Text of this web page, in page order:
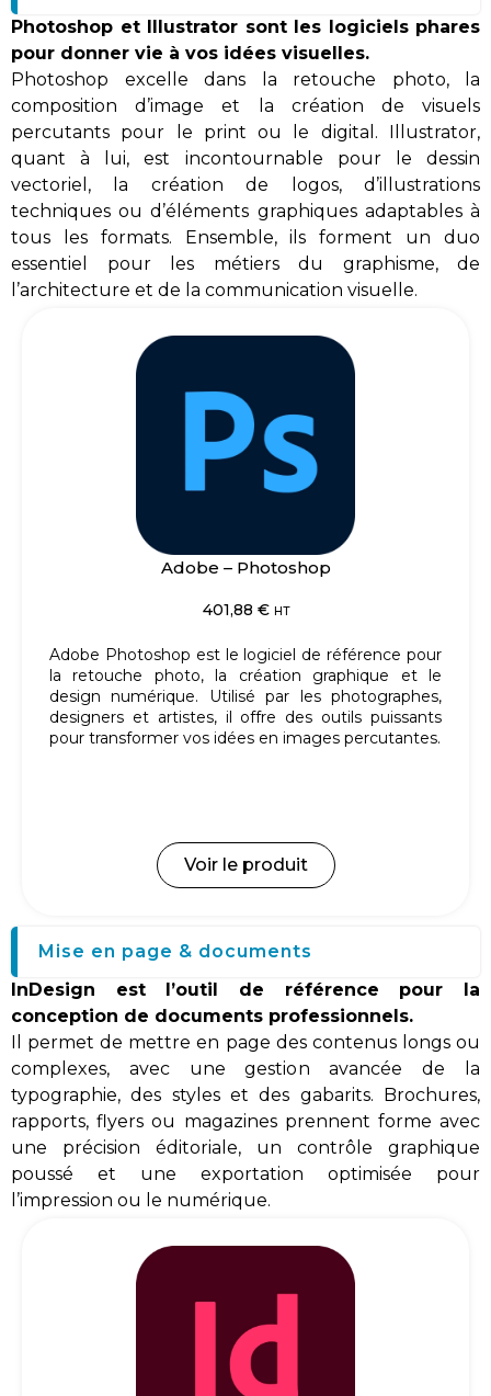
Photoshop et Illustrator sont les logiciels phares
pour donner vie à vos idées visuelles.
Photoshop excelle dans la retouche photo, la
composition d’image et la création de visuels
percutants pour le print ou le digital. Illustrator,
quant à lui, est incontournable pour le dessin
vectoriel, la création de logos, d’illustrations
techniques ou d’éléments graphiques adaptables à
tous les formats. Ensemble, ils forment un duo
essentiel pour les métiers du graphisme, de
l’architecture et de la communication visuelle.
Adobe – Photoshop
401,88 € HT
Adobe Photoshop est le logiciel de référence pour
la retouche photo, la création graphique et le
design numérique.
Utilisé par les photographes,
designers et artistes, il offre des outils puissants
pour transformer vos idées en images percutantes.
Voir le produit
Mise en page & documents
InDesign est l’outil de référence pour la
conception de documents professionnels.
Il permet de mettre en page des contenus longs ou
complexes, avec une gestion avancée de la
typographie, des styles et des gabarits. Brochures,
rapports, flyers ou magazines prennent forme avec
une précision éditoriale, un contrôle graphique
poussé et une exportation optimisée pour
l’impression ou le numérique.